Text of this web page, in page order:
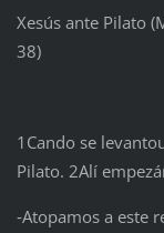
Xesús ante Pilato
38)
1Cando se
Pilato. 2Alí
‑Atopamos a este